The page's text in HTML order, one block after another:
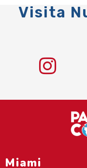
Visita
Miami